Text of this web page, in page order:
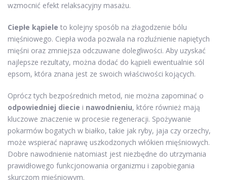
wzmocnić efekt relaksacyjny masażu.
Ciepłe kąpiele to kolejny sposób na złagodzenie bólu
mięśniowego. Ciepła woda pozwala na rozluźnienie napiętych
mięśni oraz zmniejsza odczuwane dolegliwości. Aby uzyskać
najlepsze rezultaty, można dodać do kąpieli ewentualnie sól
epsom, która znana jest ze swoich właściwości kojących.
Oprócz tych bezpośrednich metod, nie można zapominać o
odpowiedniej diecie i nawodnieniu, które również mają
kluczowe znaczenie w procesie regeneracji. Spożywanie
pokarmów bogatych w białko, takie jak ryby, jaja czy orzechy,
może wspierać naprawę uszkodzonych włókien mięśniowych.
Dobre nawodnienie natomiast jest niezbędne do utrzymania
prawidłowego funkcjonowania organizmu i zapobiegania
skurczom mięśniowym.